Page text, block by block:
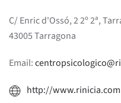
C/ Enric d'Ossó, 2 2º 2ª,
43005 Tarragona
Email:
http://www.rinicia.com